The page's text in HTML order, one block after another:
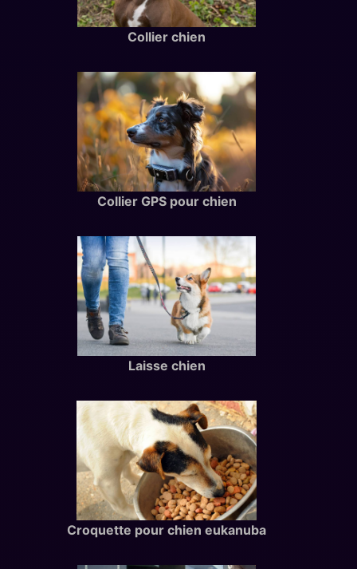
Collier chien
Collier GPS pour chien
Laisse chien
Croquette pour chien eukanuba